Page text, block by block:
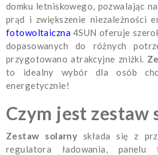
domku letniskowego, pozwalając
prąd i zwiększenie niezależności
fotowoltaiczna 4SUN oferuje
dopasowanych do różnych
przygotowano atrakcyjne zniżki.
to idealny wybór dla osób
energetycznie!
Czym jest zestaw
Zestaw solarnyskłada się z
regulatora ładowania, panelu